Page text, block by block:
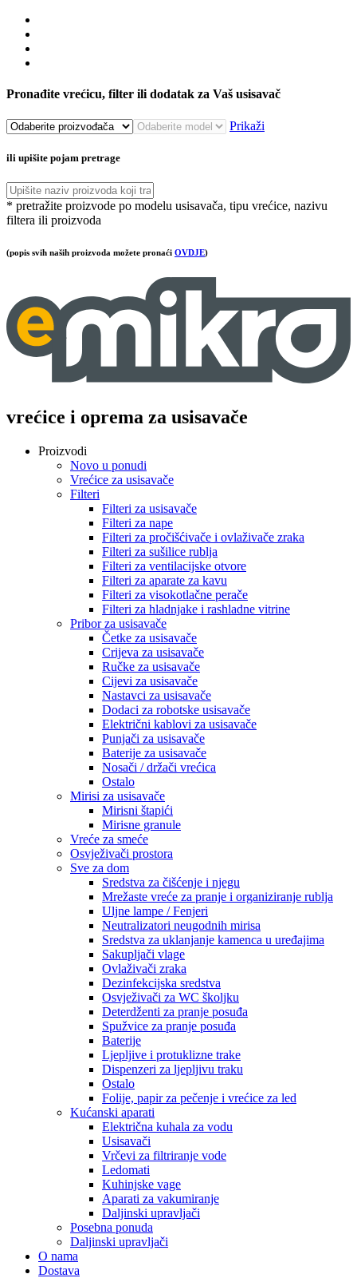
Pronađite vrećicu, filter ili dodatak za Vaš usisavač
Prikaži
ili upišite pojam pretrage
* pretražite proizvode po modelu usisavača, tipu vrećice, nazivu
filtera ili proizvoda
(popis svih naših proizvoda možete pronaći OVDJE)
vrećice i oprema za usisavače
Proizvodi
Novo u ponudi
Vrećice za usisavače
Filteri
Filteri za usisavače
Filteri za nape
Filteri za pročišćivače i ovlaživače zraka
Filteri za sušilice rublja
Filteri za ventilacijske otvore
Filteri za aparate za kavu
Filteri za visokotlačne perače
Filteri za hladnjake i rashladne vitrine
Pribor za usisavače
Četke za usisavače
Crijeva za usisavače
Ručke za usisavače
Cijevi za usisavače
Nastavci za usisavače
Dodaci za robotske usisavače
Električni kablovi za usisavače
Punjači za usisavače
Baterije za usisavače
Nosači / držači vrećica
Ostalo
Mirisi za usisavače
Mirisni štapići
Mirisne granule
Vreće za smeće
Osvježivači prostora
Sve za dom
Sredstva za čišćenje i njegu
Mrežaste vreće za pranje i organiziranje rublja
Uljne lampe / Fenjeri
Neutralizatori neugodnih mirisa
Sredstva za uklanjanje kamenca u uređajima
Sakupljači vlage
Ovlaživači zraka
Dezinfekcijska sredstva
Osvježivači za WC školjku
Deterdženti za pranje posuđa
Spužvice za pranje posuđa
Baterije
Ljepljive i protuklizne trake
Dispenzeri za ljepljivu traku
Ostalo
Folije, papir za pečenje i vrećice za led
Kućanski aparati
Električna kuhala za vodu
Usisavači
Vrčevi za filtriranje vode
Ledomati
Kuhinjske vage
Aparati za vakumiranje
Daljinski upravljači
Posebna ponuda
Daljinski upravljači
O nama
Dostava